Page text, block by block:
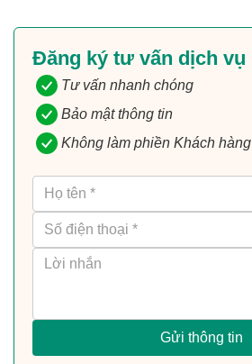
Đăng ký tư vấn dịch vụ
Tư vấn nhanh chóng
Bảo mật thông tin
Không làm phiền Khách hàng
Gửi thông tin